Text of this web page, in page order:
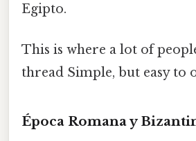
Egipto.
This is where a lot of
thread Simple, but easy to
Época Romana y